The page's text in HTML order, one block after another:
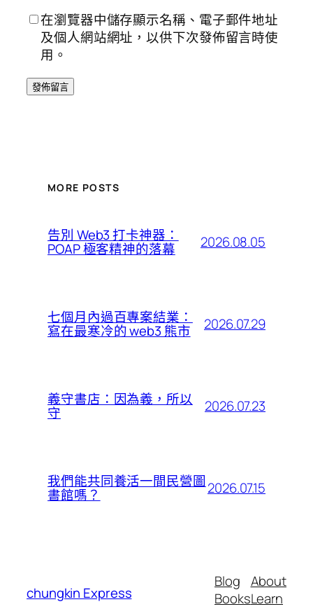
在瀏覽器中儲存顯示名稱、電子郵件地址
及個人網站網址，以供下次發佈留言時使
用。
MORE POSTS
告別 Web3 打卡神器：
POAP 極客精神的落幕 2026.08.05
七個月內過百專案結業：
寫在最寒冷的 web3 熊市 2026.07.29
義守書店：因為義，所以
守 2026.07.23
我們能共同養活一間民營圖
書館嗎？ 2026.07.15
chungkin Express
Blog
Books
About
Learn